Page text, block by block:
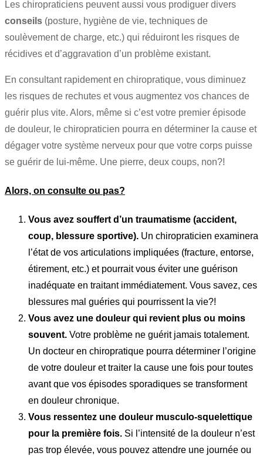
Les chiropraticiens peuvent aussi vous prodiguer divers
conseils (posture, hygiène de vie, techniques de
soulèvement de charge, etc.) qui réduiront les risques de
récidives et d’aggravation d’un problème existant.
En consultant rapidement en chiropratique, vous diminuez
les risques de rechutes et vous augmentez vos chances de
guérir plus vite. Alors, même si c’est votre premier épisode
de douleur, le chiropraticien pourra en déterminer la cause et
dégager votre système nerveux pour que votre corps puisse
se guérir de lui-même. Une pierre, deux coups, non?!
Alors, on consulte ou pas?
Vous avez souffert d’un traumatisme (accident,
coup, blessure sportive). Un chiropraticien examinera
l’état de vos articulations impliquées (fracture, entorse,
étirement, etc.) et pourrait vous éviter une guérison
inadéquate en traitant immédiatement. Vous savez, ces
blessures mal guéries qui pourrissent la vie?!
Vous avez une douleur qui revient plus ou moins
souvent. Votre problème ne guérit jamais totalement.
Un docteur en chiropratique pourra déterminer l’origine
de votre douleur et traiter la cause une fois pour toutes
avant que vos épisodes sporadiques se transforment
en douleur chronique.
Vous ressentez une douleur musculo-squelettique
pour la première fois. Si l’intensité de la douleur n’est
pas trop élevée, vous pouvez attendre une journée ou